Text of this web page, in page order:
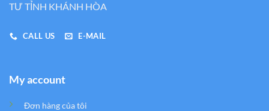
TƯ TỈNH KHÁNH HÒA
CALL US E-MAIL
My account
Đơn hàng của tôi